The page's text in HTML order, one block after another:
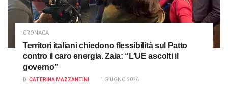
CRONACA
Territori italiani chiedono flessibilità sul Patto
contro il caro energia. Zaia: “L’UE ascolti il
governo”
DI CATERINA MAZZANTINI 1 GIUGNO 2026